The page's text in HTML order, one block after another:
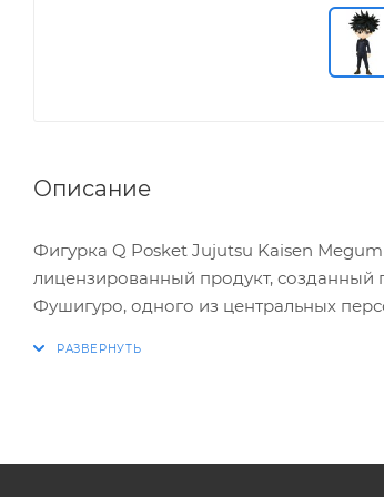
Описание
Фигурка Q Posket Jujutsu Kaisen
лицензированный продукт, созданный
Фушигуро, одного из центральных